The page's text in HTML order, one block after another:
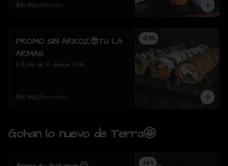
$15.990$19.070
-23%
PROMO SIN ARROZ😎TU LA
ARMAS
3 Rolls de 8 piezas (24)
$15.990$20.770
Gohan lo nuevo de Terra🤩
-14%